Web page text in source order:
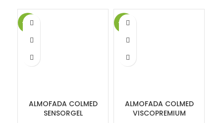
-22%
ALMOFADA COLMED
SENSORGEL
-18%
ALMOFADA COLMED
VISCOPREMIUM